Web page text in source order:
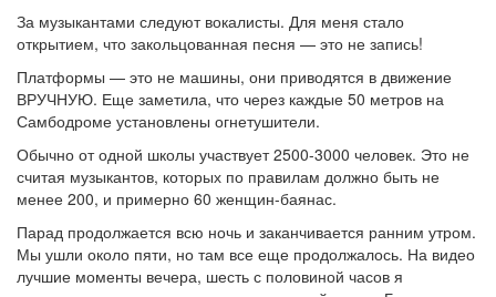
За музыкантами следуют вокалисты. Для меня стало
открытием, что закольцованная песня — это не запись!
Платформы — это не машины, они приводятся в движение
ВРУЧНУЮ. Еще заметила, что через каждые 50 метров на
Самбодроме установлены огнетушители.
Обычно от одной школы участвует 2500-3000 человек. Это не
считая музыкантов, которых по правилам должно быть не
менее 200, и примерно 60 женщин-баянас.
Парад продолжается всю ночь и заканчивается ранним утром.
Мы ушли около пяти, но там все еще продолжалось. На видео
лучшие моменты вечера, шесть с половиной часов я